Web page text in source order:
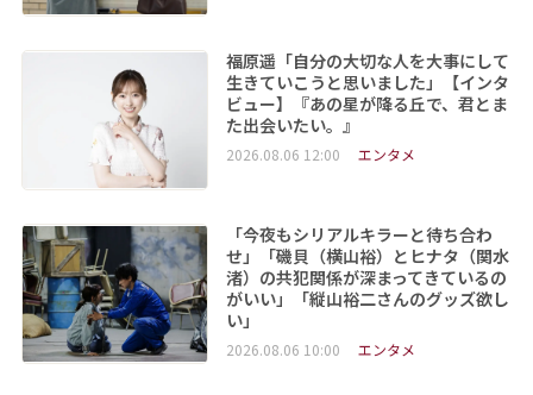
福原遥「自分の大切な人を大事にして
生きていこうと思いました」【インタ
ビュー】『あの星が降る丘で、君とま
た出会いたい。』
2026.08.06 12:00 エンタメ
「今夜もシリアルキラーと待ち合わ
せ」「磯貝（横山裕）とヒナタ（関水
渚）の共犯関係が深まってきているの
がいい」「縦山裕二さんのグッズ欲し
い」
2026.08.06 10:00 エンタメ